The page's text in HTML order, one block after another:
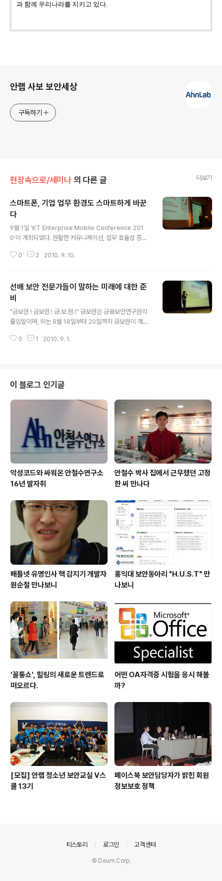
과 함께 우리나라를 지키고 있다.
안랩 사보 보안세상
구독하기
현장속으로/세미나 의 다른 글 더보기
스마트폰, 기업 업무 환경도 스마트하게 바꾼
다
9월 1일 ‘KT Enterprise Mobile Conference 201
0’이 개최되었다. 원활한 커뮤니케이션, 업무 효율성 증대
에서 효율적으로 스마트폰을 활용할 수 있는 방안을 제시
시간 업무 처리를 가능하게 하고 업무 생산성을 높이는 모
바일 오피스는 기업의 데이터를 안전하게 보관하고, 다양
한 단말기로 자유롭게 접근해 이용할 수 있는 ucloude pr
o와 ‘환상의 짝궁’이라고 할 수 있다고. 그 다음 발표는 안
철수연구소 전상수 차장의 ‘모바일 활용과 보안’이었다. 블
랙베리는 보안 이슈를 자체적으로 해결하기 때문에 아..
0 2 2010. 9. 10.
선배 보안 전문가들이 말하는 미래에 대한 준
비
"금보원 ! 금보원 ! 금.보.원.!" 금보원은 금융보안연구원의
줄임말이며, 위는 8월 18일부터 20일까지 금보원이 개최
프는 미래 정보기술 환경에 능동적으로 대처할 금융보안
까?’라는 주제로 김인석 금융감독원 부국장이 강연을 했다.
전자금융의 IT 사고 사례를 들며 그에 대한 조사 방법을 설
명했다. 이어서 ‘신기술 기반 금융보안 추진 현황’을 장재환
금융보안연구원 팀장이 발표했다. 신기술 기반 금융보안으
로 스마트폰과 IPTV, VoIP에 초점을 두고 그에 대한 금융
0 1 2010. 9. 1.
이 블로그 인기글
악성코드와 싸워온 안철수연구소
16년 발자취
안철수 박사 집에서 근무했던 고정
한 씨 만나다
배틀넷 유명인사 핵 감지기 개발자
원순철 만나보니
홍익대 보안동아리 "H.U.S.T" 만
나보니
'꼴통쇼', 힐링의 새로운 트렌드로
떠오르다.
어떤 OA자격증 시험을 응시 해볼
까?
[모집] 안랩 청소년 보안교실 V스
쿨 13기
페이스북 보안담당자가 밝힌 회원
정보보호 정책
티스토리 로그인 고객센터
© Daum Corp.